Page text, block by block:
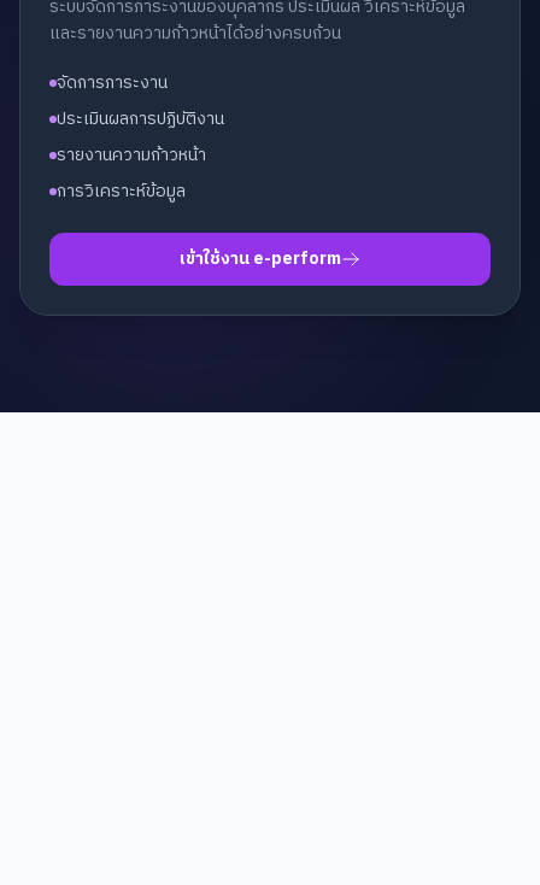
ระบบจัดการภาระงานของบุคลากร ประเมินผล วิเคราะห์ข้อมูล
และรายงานความก้าวหน้าได้อย่างครบถ้วน
จัดการภาระงาน
ประเมินผลการปฏิบัติงาน
รายงานความก้าวหน้า
การวิเคราะห์ข้อมูล
เข้าใช้งาน e-perform